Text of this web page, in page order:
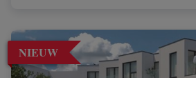
NIEUW